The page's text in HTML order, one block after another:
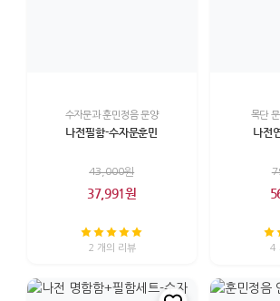
수자문과 훈민정음 문양
나전필함-수자문훈민
43,000원
37,991원
2 개의 리뷰
목단
나전
4